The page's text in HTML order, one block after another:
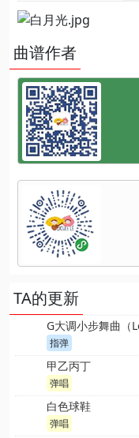
曲谱作者
TA的更新
G大调小步舞曲（
指弹
甲乙丙丁
弹唱
白色球鞋
弹唱